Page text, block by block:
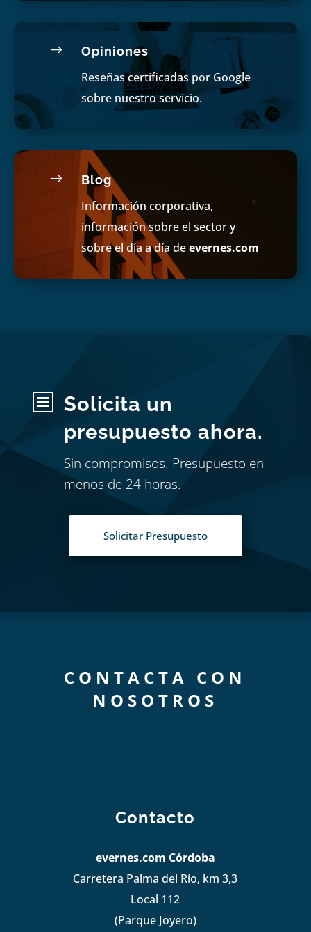
$ Opiniones
Reseñas certificadas por Google
sobre nuestro servicio.
$ Blog
Información corporativa,
información sobre el sector y
sobre el día a día deevernes.com
b
Solicita un
presupuesto ahora.
Sin compromisos. Presupuesto en
menos de 24 horas.
Solicitar Presupuesto
CONTACTA CON
NOSOTROS
Contacto
evernes.com Córdoba
Carretera Palma del Río, km 3,3
Local 112
(Parque Joyero)